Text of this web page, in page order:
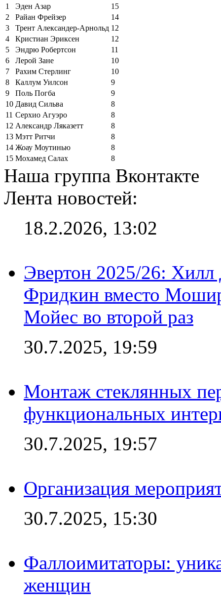
1
Эден Азар
15
2
Райан Фрейзер
14
3
Трент Александер-Арнольд 12
4
Кристиан Эриксен
12
5
Эндрю Робертсон
11
6
Лерой Зане
10
7
Рахим Стерлинг
10
8
Каллум Уилсон
9
9
Поль Погба
9
10 Давид Сильва
8
11 Серхио Агуэро
8
12 Александр Ляказетт
8
13 Мэтт Ритчи
8
14 Жоау Моутинью
8
15 Мохамед Салах 8
Наша группа Вконтакте
Лента новостей:
18.2.2026, 13:02
Эвертон 2025/26:
Фридкин вместо
Мойес во второй раз
30.7.2025, 19:59
Монтаж стеклянных
функциональных
30.7.2025, 19:57
Организация
30.7.2025, 15:30
Фаллоимитаторы:
женщин